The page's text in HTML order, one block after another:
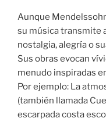
Aunque
su música transmite
nostalgia, alegría o
Sus obras evocan
menudo inspiradas
Por ejemplo: La
(también llamada
escarpada costa